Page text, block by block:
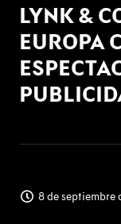
LYNK &
EUROPA
8 de septiembre